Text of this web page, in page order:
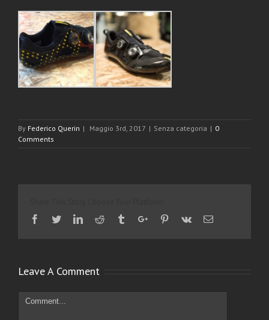
By Federico Querin | Maggio 3rd, 2017 | Senza categoria | 0
Comments
Facebook
TwitterLinkedinReddit TumblrGoogle+Pinterest
Vk Email
Leave A Comment
Comment